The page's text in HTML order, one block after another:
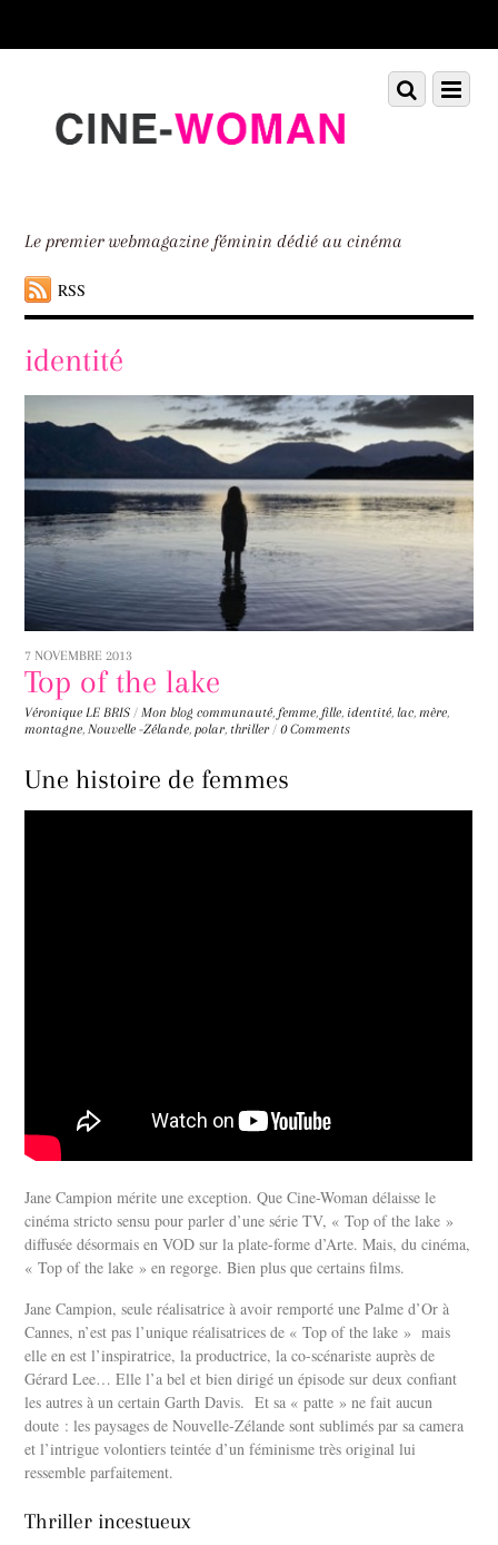
down
Le premier webmagazine féminin dédié au cinéma
RSS
Menu
Scroll
down
identité
7 NOVEMBRE 2013
Top of the lake
Véronique LE BRIS / Mon blog communauté, femme, fille, identité,lac, mère,
montagne, Nouvelle -Zélande, polar, thriller / 0 Comments
Une histoire de femmes
Jane Campion mérite une exception. Que Cine-Woman délaisse le
cinéma stricto sensu pour parler d’une série TV, « Top of the lake »
diffusée désormais en VOD sur la plate-forme d’Arte. Mais, du cinéma,
« Top of the lake » en regorge. Bien plus que certains films.
Jane Campion, seule réalisatrice à avoir remporté une Palme d’Or à
Cannes, n’est pas l’unique réalisatrices de « Top of the lake » mais
elle en est l’inspiratrice, la productrice, la co-scénariste auprès de
Gérard Lee… Elle l’a bel et bien dirigé un épisode sur deux confiant
les autres à un certain Garth Davis. Et sa « patte » ne fait aucun
doute : les paysages de Nouvelle-Zélande sont sublimés par sa camera
et l’intrigue volontiers teintée d’un féminisme très original lui
ressemble parfaitement.
Thriller incestueux